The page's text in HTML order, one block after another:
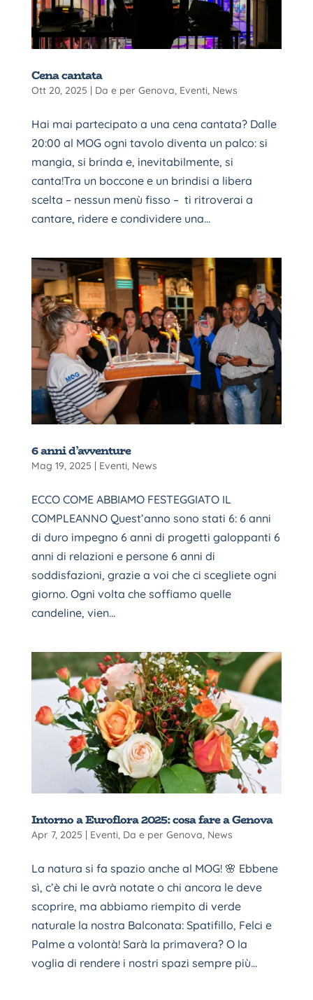
Cena cantata
Ott 20, 2025 | Da e per Genova Eventi News
Hai mai partecipato a una cena cantata? Dalle
20:00 al MOG ogni tavolo diventa un palco: si
mangia, si brinda e, inevitabilmente, si
canta!Tra un boccone e un brindisi a libera
scelta – nessun menù fisso – ti ritroverai a
cantare, ridere e condividere una...
6 anni d’avventure
Mag 19, 2025 Eventi, News
ECCO COME ABBIAMO FESTEGGIATO IL
COMPLEANNO Quest’anno sono stati 6: 6 anni
di duro impegno 6 anni di progetti galoppanti 6
anni di relazioni e persone 6 anni di
soddisfazioni, grazie a voi che ci scegliete ogni
giorno. Ogni volta che soffiamo quelle
candeline, vien...
Intorno a Euroflora 2025: cosa fare a Genova
Apr 7, 2025 | Eventi, Da e per Genova, News
La natura si fa spazio anche al MOG! 🌸 Ebbene
sì, c’è chi le avrà notate o chi ancora le deve
scoprire, ma abbiamo riempito di verde
naturale la nostra Balconata: Spatifillo, Felci e
Palme a volontà! Sarà la primavera? O la
voglia di rendere i nostri spazi sempre più...